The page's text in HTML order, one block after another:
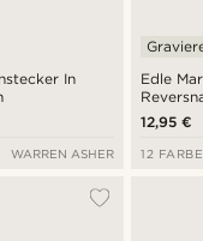
In
WARREN ASHER
Edle
12,95 €
12